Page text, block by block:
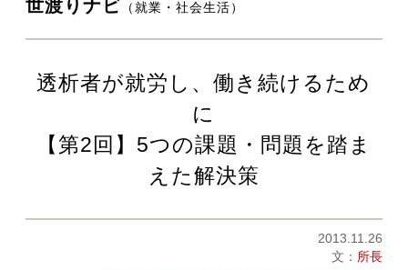
世渡りナビ （就業・社会生活）
透析者が就労し、働き続けるため
に
【第2回】5つの課題・問題を踏ま
えた解決策
2013.11.26
文： 所長